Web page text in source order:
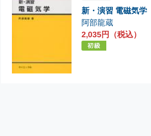
新・演習 電磁気学
阿部龍蔵
2,035円（税込）